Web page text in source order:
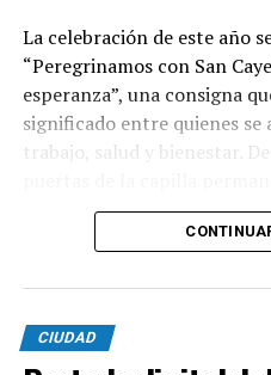
La celebración de este año
“Peregrinamos con San
esperanza”, una consigna
significado entre quienes
trabajo, salud y bienestar.
La imagen del santo salió
las calles del barrio.
sumaron al recorrido con
expresiones de fe.
CIUDAD